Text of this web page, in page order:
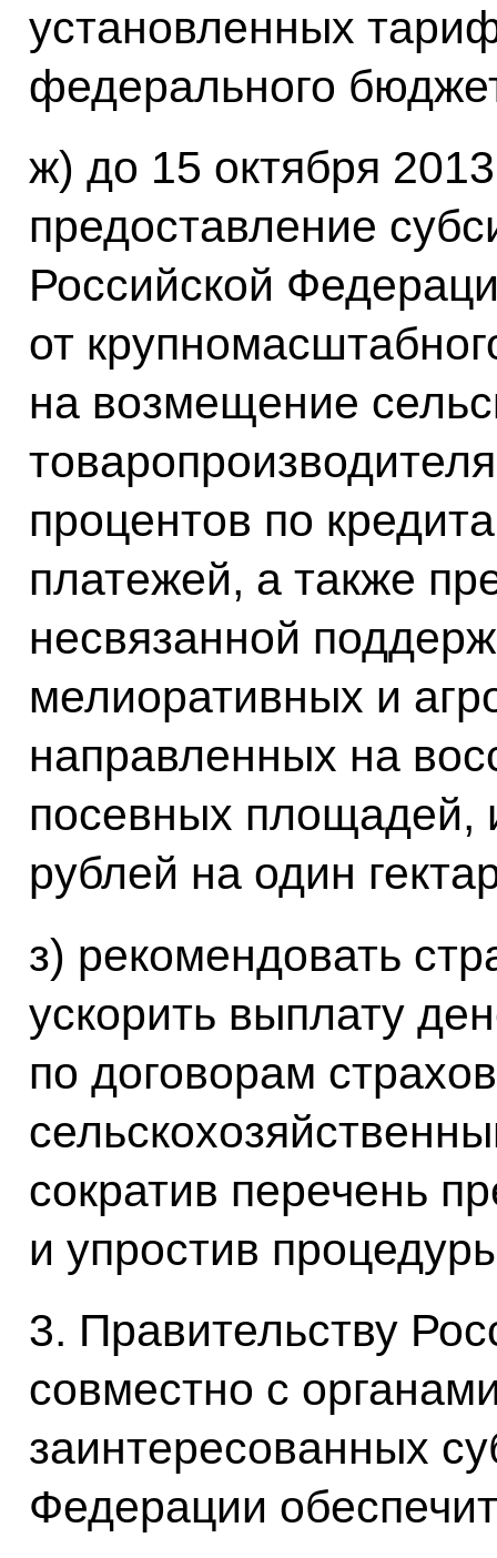
установленных
федерального
ж) до 15 октября
предоставление
Российской
от
на возмещение
процентов по
платежей, а также
несвязанной
мелиоративных и
направленных на
посевных площадей,
рублей на один
з) рекомендовать
ускорить выплату
по договорам
сократив перечень
и упростив
3. Правительству
совместно с
заинтересованных
Федерации